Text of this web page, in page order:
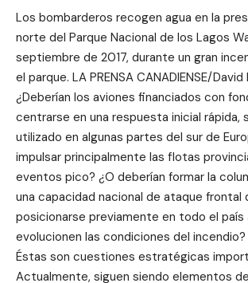
Los bombarderos recogen agua en la
norte del Parque Nacional de los Lagos
septiembre de 2017, durante un gran
el parque. LA PRENSA CANADIENSE/
¿Deberían los aviones financiados con
centrarse en una respuesta inicial rápida,
utilizado en algunas partes del sur de
impulsar principalmente las flotas
eventos pico? ¿O deberían formar la
una capacidad nacional de ataque frontal
posicionarse previamente en todo el país
evolucionen las condiciones del incendio?
Éstas son cuestiones estratégicas
Actualmente, siguen siendo elementos